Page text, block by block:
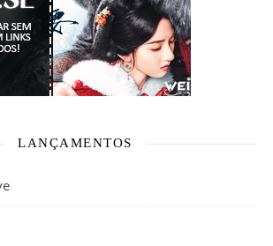
LANÇAMENTOS